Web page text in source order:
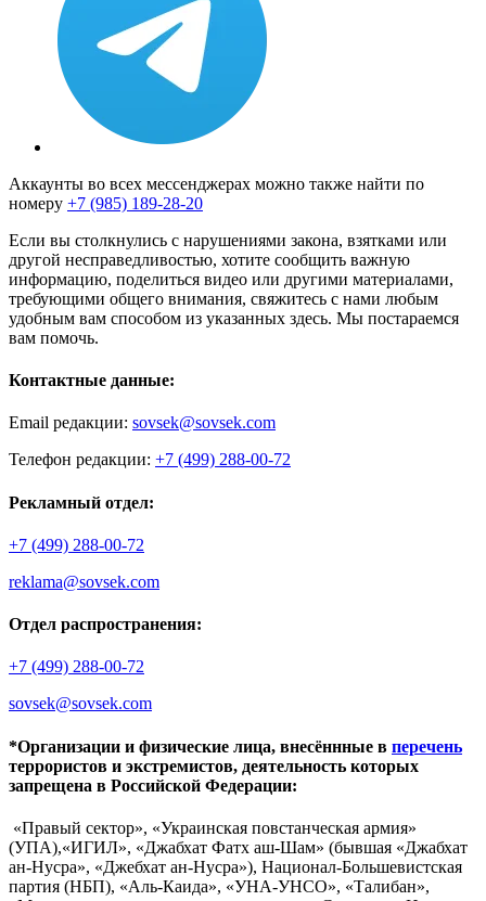
Аккаунты во всех мессенджерах можно также найти по
номеру +7 (985) 189-28-20
Если вы столкнулись с нарушениями закона, взятками или
другой несправедливостью, хотите сообщить важную
информацию, поделиться видео или другими материалами,
требующими общего внимания, свяжитесь с нами любым
удобным вам способом из указанных здесь. Мы постараемся
вам помочь.
Контактные данные:
Email редакции: sovsek@sovsek.com
Телефон редакции: +7 (499) 288-00-72
Рекламный отдел:
+7 (499) 288-00-72
reklama@sovsek.com
Отдел распространения:
+7 (499) 288-00-72
sovsek@sovsek.com
*Организации и физические лица, внесённные в перечень
террористов и экстремистов, деятельность которых
запрещена в Российской Федерации:
«Правый сектор», «Украинская повстанческая армия»
(УПА),«ИГИЛ», «Джабхат Фатх аш-Шам» (бывшая «Джабхат
ан-Нусра», «Джебхат ан-Нусра»), Национал-Большевистская
партия (НБП), «Аль-Каида», «УНА-УНСО», «Талибан»,